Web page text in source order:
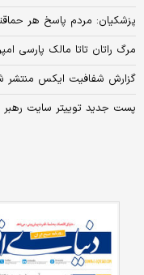
پزشکیان: مردم پاسخ هر
مرگ راتان تاتا مالک پارسی
گزارش شفافیت ایکس منتشر
پست جدید توییتر سایت